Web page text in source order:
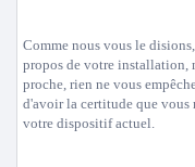
Comme nous vous le
propos de votre installation,
proche, rien ne vous
d'avoir la certitude que vous
votre dispositif actuel.